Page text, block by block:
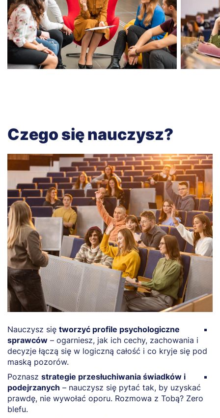
Czego się nauczysz?
Nauczysz się tworzyć profile psychologiczne
sprawców – ogarniesz, jak ich cechy, zachowania i
decyzje łączą się w logiczną całość i co kryje się pod
maską pozorów.
Poznasz strategie przesłuchiwania świadków i
podejrzanych – nauczysz się pytać tak, by uzyskać
prawdę, nie wywołać oporu. Rozmowa z Tobą? Zero
blefu.